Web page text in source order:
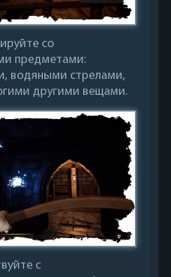
со
предметами:
водяными стрелами,
другими вещами.
с